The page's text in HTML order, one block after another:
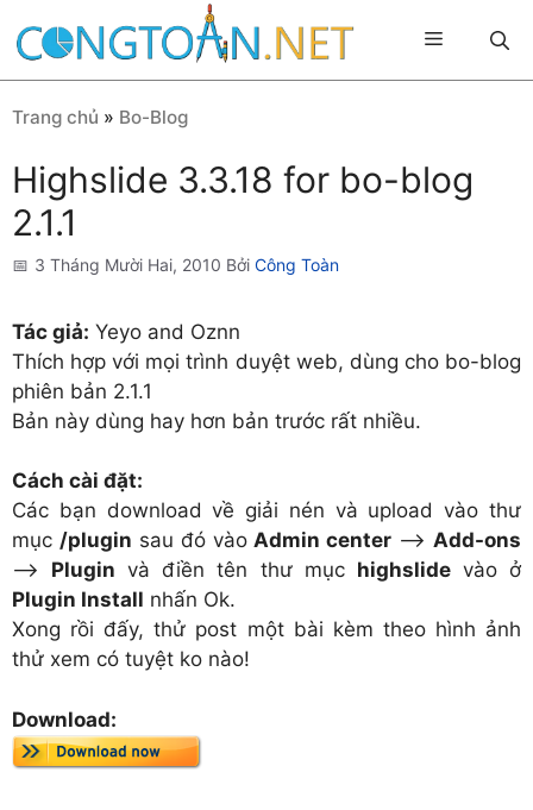
đến
Menu
Trang chủ » Bo-Blog
Highslide 3.3.18 for bo-blog
2.1.1
3 Tháng Mười Hai, 2010 Bởi Công Toàn
Tác giả: Yeyo and Oznn
Thích hợp với mọi trình duyệt web, dùng cho bo-blog
phiên bản 2.1.1
Bản này dùng hay hơn bản trước rất nhiều.
Cách cài đặt:
Các bạn download về giải nén và upload vào thư
mục /plugin sau đó vàoAdmin center –> Add-ons
–> Plugin và điền tên thư mục highslidevào ở
Plugin Install nhấn Ok.
Xong rồi đấy, thử post một bài kèm theo hình ảnh
thử xem có tuyệt ko nào!
Download: